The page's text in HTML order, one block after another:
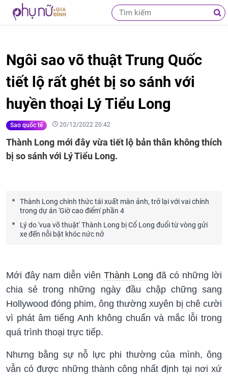
Ngôi sao võ thuật Trung Quốc
tiết lộ rất ghét bị so sánh với
huyền thoại Lý Tiểu Long
Sao quốc tế 20/12/2022 20:42
Thành Long mới đây vừa tiết lộ bản thân không thích
bị so sánh với Lý Tiểu Long.
Thành Long chính thức tái xuất màn ảnh, trở lại với vai chính
trong dự án 'Giờ cao điểm' phần 4
Lý do 'vua võ thuật' Thành Long bị Cổ Long đuổi từ vòng gửi
xe đến nỗi bật khóc nức nở
Mới đây nam diễn viên Thành Long đã có những lời
chia sẻ trong những ngày đầu chập chững sang
Hollywood đóng phim, ông thường xuyên bị chê cười
vì phát âm tiếng Anh không chuẩn và mắc lỗi trong
quá trình thoại trực tiếp.
Nhưng bằng sự nỗ lực phi thường của mình, ông
vẫn có được những thành công nhất định tại nơi xứ